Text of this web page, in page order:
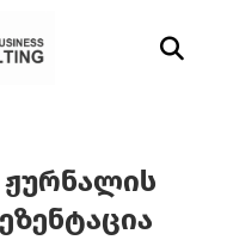
ჟურნალის